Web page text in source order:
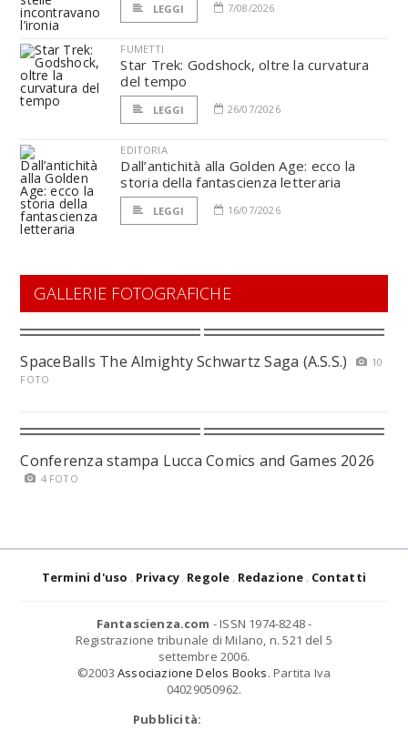
LEGGI 7/08/2026
FUMETTI
Star Trek: Godshock, oltre la curvatura
del tempo
LEGGI 26/07/2026
EDITORIA
Dall’antichità alla Golden Age: ecco la
storia della fantascienza letteraria
LEGGI 16/07/2026
GALLERIE FOTOGRAFICHE
SpaceBalls The Almighty Schwartz Saga (A.S.S.)
10
FOTO
Conferenza stampa Lucca Comics and Games 2026
4 FOTO
Termini d'uso Privacy Regole Redazione Contatti
Fantascienza.com - ISSN 1974-8248 -
Registrazione tribunale di Milano, n. 521 del 5
settembre 2006.
©2003 Associazione Delos Books. Partita Iva
04029050962.
Pubblicità: